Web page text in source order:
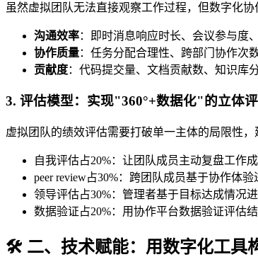
虽然虚拟团队无法直接观察工作过程，但数字化
沟通效率：即时消息响应时长、会议参与度
协作质量：任务分配合理性、跨部门协作次
贡献度：代码提交量、文档贡献数、知识库
3. 评估模型：实现"360°+数据化"的立体
虚拟团队的绩效评估需要打破单一主体的局限性，
自我评估占20%：让团队成员主动复盘工作
peer review占30%：跨团队成员基于协作体验
领导评估占30%：管理者基于目标达成情况
数据验证占20%：用协作平台数据验证评估
🛠️ 二、技术赋能：用数字化工具